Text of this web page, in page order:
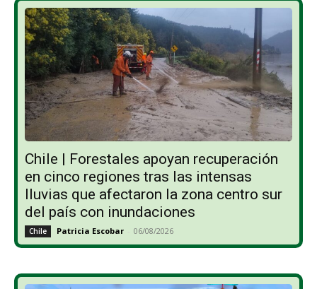
Chile | Forestales apoyan recuperación
en cinco regiones tras las intensas
lluvias que afectaron la zona centro sur
del país con inundaciones
Chile Patricia Escobar - 06/08/2026